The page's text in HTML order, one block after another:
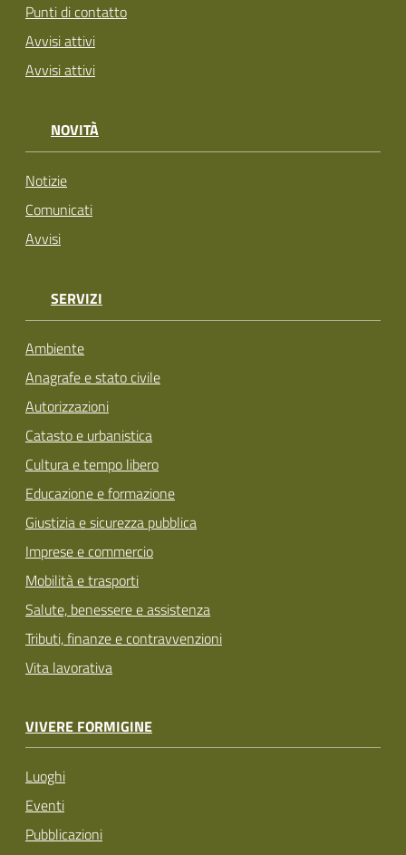
Punti di contatto
Avvisi attivi
Avvisi attivi
NOVITÀ
Notizie
Comunicati
Avvisi
SERVIZI
Ambiente
Anagrafe e stato civile
Autorizzazioni
Catasto e urbanistica
Cultura e tempo libero
Educazione e formazione
Giustizia e sicurezza pubblica
Imprese e commercio
Mobilità e trasporti
Salute, benessere e assistenza
Tributi, finanze e contravvenzioni
Vita lavorativa
VIVERE FORMIGINE
Luoghi
Eventi
Pubblicazioni